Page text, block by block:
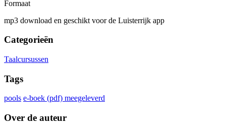
Formaat
mp3 download en geschikt voor de Luisterrijk app
Categorieën
Taalcursussen
Tags
pools e-boek (pdf) meegeleverd
Over de auteur